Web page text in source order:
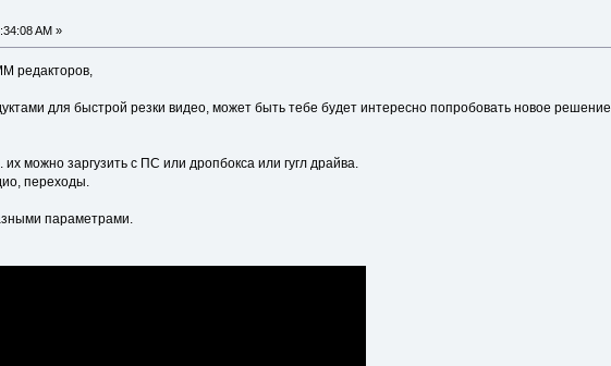
AM »
редакторов,
для быстрой резки видео, может быть тебе будет интересно попробовать новое решение
можно заргузить с ПС или дропбокса или гугл драйва.
переходы.
параметрами.